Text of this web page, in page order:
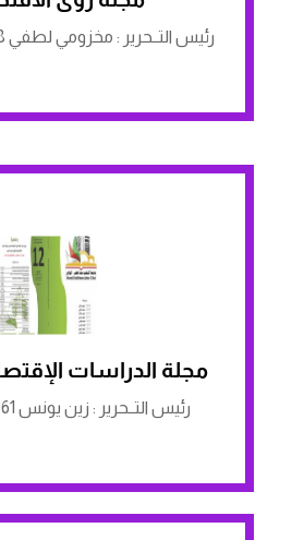
رئيس التــحرير : مخزومي لطفي ISSN:2253-0088
مجلة الدراسات
رئيس التــحرير : زين يونس ISSN:1112-7961
الرابط لمنصة ASJP